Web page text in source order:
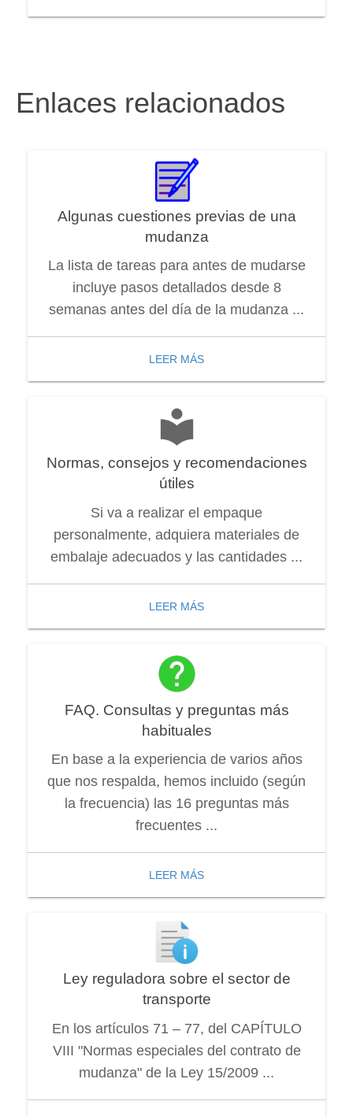
Enlaces relacionados
Algunas cuestiones previas de una
mudanza
La lista de tareas para antes de mudarse
incluye pasos detallados desde 8
semanas antes del día de la mudanza ...
LEER MÁS
Normas, consejos y recomendaciones
útiles
Si va a realizar el empaque
personalmente, adquiera materiales de
embalaje adecuados y las cantidades ...
LEER MÁS
FAQ. Consultas y preguntas más
habituales
En base a la experiencia de varios años
que nos respalda, hemos incluido (según
la frecuencia) las 16 preguntas más
frecuentes ...
LEER MÁS
Ley reguladora sobre el sector de
transporte
En los artículos 71 – 77, del CAPÍTULO
VIII "Normas especiales del contrato de
mudanza" de la Ley 15/2009 ...